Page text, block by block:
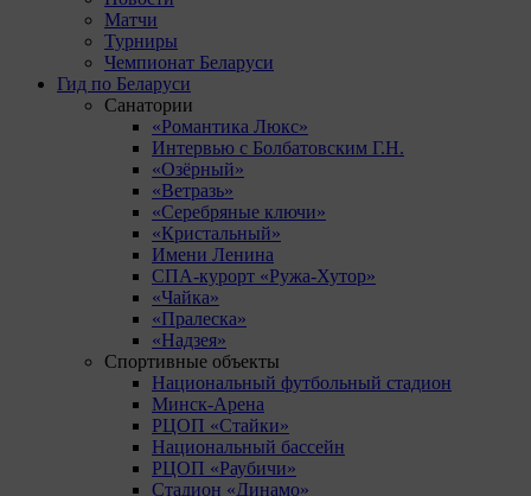
Матчи
Турниры
Чемпионат Беларуси
Гид по Беларуси
Санатории
«Романтика Люкс»
Интервью с Болбатовским Г.Н.
«Озёрный»
«Ветразь»
«Серебряные ключи»
«Кристальный»
Имени Ленина
СПА-курорт «Ружа-Хутор»
«Чайка»
«Пралеска»
«Надзея»
Спортивные объекты
Национальный футбольный стадион
Минск-Арена
РЦОП «Стайки»
Национальный бассейн
РЦОП «Раубичи»
Стадион «Динамо»